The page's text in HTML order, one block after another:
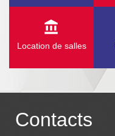
account_balance
Location de salles
Contacts